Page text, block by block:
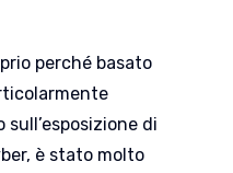
perché basato
di
è stato molto